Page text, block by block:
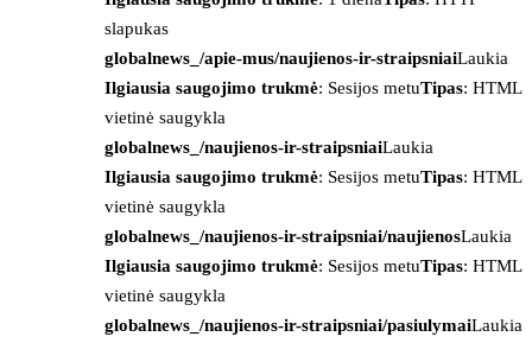
slapukas
globalnews_/apie-mus/naujienos-ir-straipsniaiLaukia
Ilgiausia saugojimo trukmė: Sesijos metuTipas: HTML
vietinė saugykla
globalnews_/naujienos-ir-straipsniaiLaukia
Ilgiausia saugojimo trukmė: Sesijos metuTipas: HTML
vietinė saugykla
globalnews_/naujienos-ir-straipsniai/naujienosLaukia
Ilgiausia saugojimo trukmė: Sesijos metuTipas: HTML
vietinė saugykla
globalnews_/naujienos-ir-straipsniai/pasiulymaiLaukia